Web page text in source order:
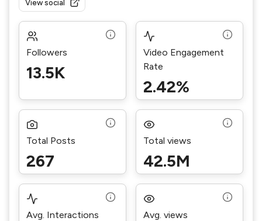
View social
Followers
13.5K
Video Engagement
Rate
2.42%
Total Posts
267
Total views
42.5M
Avg. Interactions Avg. views